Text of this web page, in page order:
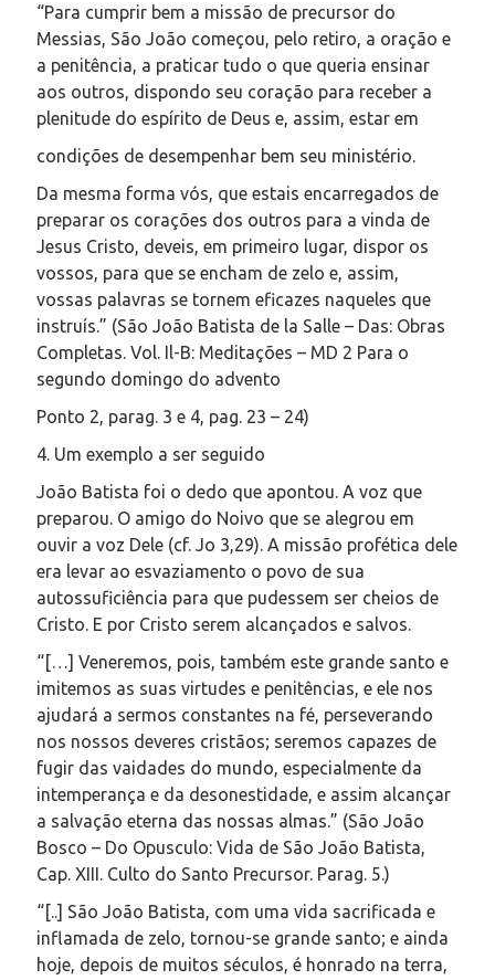
“Para cumprir bem a missão de precursor do
Messias, São João começou, pelo retiro, a oração e
a penitência, a praticar tudo o que queria ensinar
aos outros, dispondo seu coração para receber a
plenitude do espírito de Deus e, assim, estar em
condições de desempenhar bem seu ministério.
Da mesma forma vós, que estais encarregados de
preparar os corações dos outros para a vinda de
Jesus Cristo, deveis, em primeiro lugar, dispor os
vossos, para que se encham de zelo e, assim,
vossas palavras se tornem eficazes naqueles que
instruís.” (São João Batista de la Salle – Das: Obras
Completas. Vol. Il-B: Meditações – MD 2 Para o
segundo domingo do advento
Ponto 2, parag. 3 e 4, pag. 23 – 24)
4. Um exemplo a ser seguido
João Batista foi o dedo que apontou. A voz que
preparou. O amigo do Noivo que se alegrou em
ouvir a voz Dele (cf. Jo 3,29). A missão profética dele
era levar ao esvaziamento o povo de sua
autossuficiência para que pudessem ser cheios de
Cristo. E por Cristo serem alcançados e salvos.
“[…] Veneremos, pois, também este grande santo e
imitemos as suas virtudes e penitências, e ele nos
ajudará a sermos constantes na fé, perseverando
nos nossos deveres cristãos; seremos capazes de
fugir das vaidades do mundo, especialmente da
intemperança e da desonestidade, e assim alcançar
a salvação eterna das nossas almas.” (São João
Bosco – Do Opusculo: Vida de São João Batista,
Cap. XIII. Culto do Santo Precursor. Parag. 5.)
“[..] São João Batista, com uma vida sacrificada e
inflamada de zelo, tornou-se grande santo; e ainda
hoje, depois de muitos séculos, é honrado na terra,